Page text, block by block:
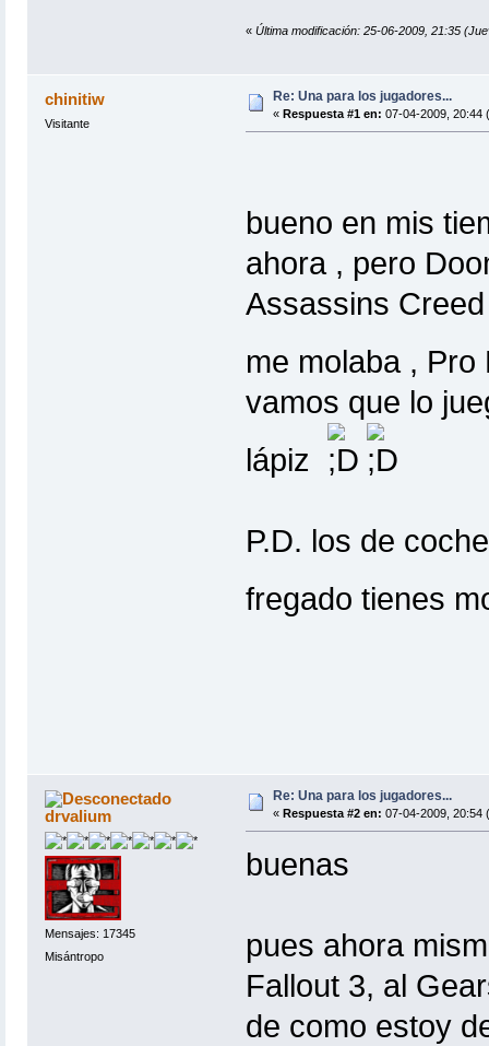
« Última modificación: 25-06-2009, 21:35
chinitiw
Visitante
Re: Una para los jugadores...
« Respuesta #1 en: 07-04-2009, 20:44
bueno en mis
ahora , pero
Assassins
me molaba ,
vamos que lo
lápiz
P.D. los de
fregado tienes
drvalium
Mensajes: 17345
Misántropo
Re: Una para los jugadores...
« Respuesta #2 en: 07-04-2009, 20:54
buenas
pues ahora
Fallout 3, al
de como estoy